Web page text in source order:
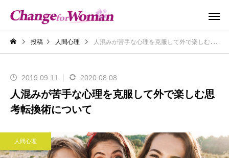
投稿 人間心理 人混みが苦手な心理を克服して外で楽しむ思考転換術について
2019.09.11 2020.08.08
人混みが苦手な心理を克服して外で楽しむ思
考転換術について
人間心理